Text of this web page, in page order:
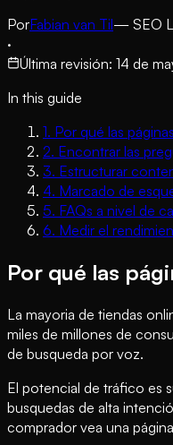
PorFabian van Til— SEO
·
Última revisión: 14 de
In this guide
1. Por qué las
2. Encontrar las
3. Estructurar
4. Marcado de
5. FAQs a nivel de
6. Medir el
Por qué las
La mayoria de tiendas
miles de millones de
de busqueda por voz.
El potencial de tráfico es
busquedas de alta
comprador vea una